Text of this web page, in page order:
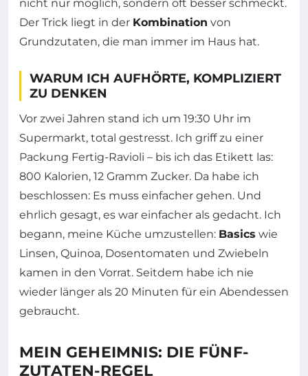
nicht nur möglich, sondern oft besser schmeckt.
Der Trick liegt in der Kombination von
Grundzutaten, die man immer im Haus hat.
WARUM ICH AUFHÖRTE, KOMPLIZIERT
ZU DENKEN
Vor zwei Jahren stand ich um 19:30 Uhr im
Supermarkt, total gestresst. Ich griff zu einer
Packung Fertig-Ravioli – bis ich das Etikett las:
800 Kalorien, 12 Gramm Zucker. Da habe ich
beschlossen: Es muss einfacher gehen. Und
ehrlich gesagt, es war einfacher als gedacht. Ich
begann, meine Küche umzustellen: Basics wie
Linsen, Quinoa, Dosentomaten und Zwiebeln
kamen in den Vorrat. Seitdem habe ich nie
wieder länger als 20 Minuten für ein Abendessen
gebraucht.
MEIN GEHEIMNIS: DIE FÜNF-
ZUTATEN-REGEL